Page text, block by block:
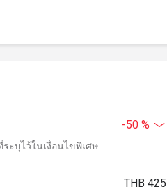
-50 %
ะบุไว้ในเงื่อนไขพิเศษ
THB 425